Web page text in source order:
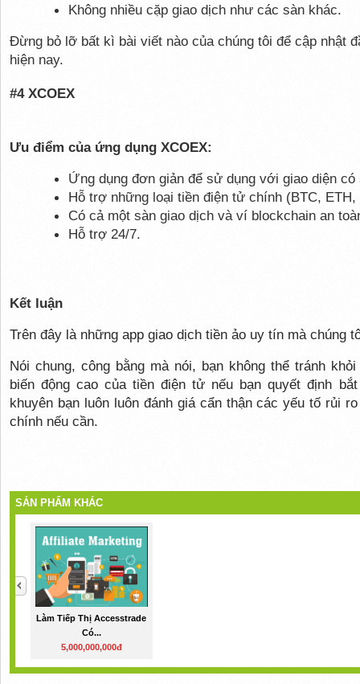
Không nhiều cặp giao dịch như các sàn khác.
Đừng bỏ lỡ bất kì bài viết nào của chúng tôi để cập nhật
hiện nay.
#4 XCOEX
Ưu điểm của ứng dụng XCOEX:
Ứng dụng đơn giản để sử dụng với giao diện có
Hỗ trợ những loại tiền điện tử chính (BTC, ETH,
Có cả một sàn giao dịch và ví blockchain an
Hỗ trợ 24/7.
Kết luận
Trên đây là những app giao dịch tiền ảo uy tín mà chúng
Nói chung, công bằng mà nói, bạn không thể tránh
biến động cao của tiền điện tử nếu bạn quyết định
khuyên bạn luôn luôn đánh giá cẩn thận các yếu tố rủi
chính nếu cần.
SẢN PHẨM KHÁC
Làm Tiếp Thị Accesstrade
Có...
5,000,000,000đ